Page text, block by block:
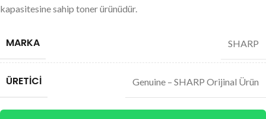
kapasitesine sahip toner ürünüdür.
MARKA SHARP
ÜRETICI Genuine – SHARP Orijinal Ürün